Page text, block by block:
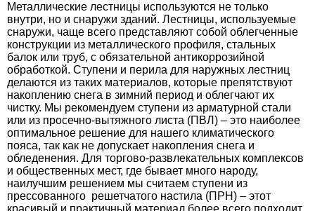
Металлические лестницы используются не только
внутри, но и снаружи зданий. Лестницы, используемые
снаружи, чаще всего представляют собой облегченные
конструкции из металлического профиля, стальных
балок или труб, с обязательной антикоррозийной
обработкой. Ступени и перила для наружных лестниц
делаются из таких материалов, которые препятствуют
накоплению снега в зимний период и облегчают их
чистку. Мы рекомендуем ступени из арматурной стали
или из просечно-вытяжного листа (ПВЛ) – это наиболее
оптимальное решение для нашего климатического
пояса, так как не допускает накопления снега и
обледенения. Для торгово-развлекательных комплексов
и общественных мест, где бывает много народу,
наилучшим решением мы считаем ступени из
прессованного решетчатого настила (ПРН) – этот
красивый и практичный материал более всего подходит